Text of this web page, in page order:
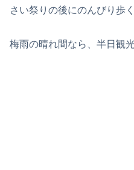
さい祭りの後にのんびり歩
梅雨の晴れ間なら、半日観